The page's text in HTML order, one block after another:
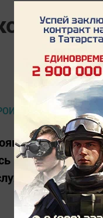
«Лада» и
ГУ МЧС